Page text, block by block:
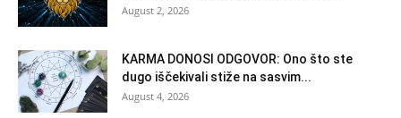
August 2, 2026
KARMA DONOSI ODGOVOR: Ono što ste
dugo iščekivali stiže na sasvim...
August 4, 2026